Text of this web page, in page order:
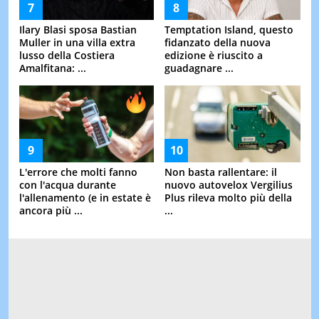
Ilary Blasi sposa Bastian
Muller in una villa extra
lusso della Costiera
Amalfitana: ...
Temptation Island, questo
fidanzato della nuova
edizione è riuscito a
guadagnare ...
L'errore che molti fanno
con l'acqua durante
l'allenamento (e in estate è
ancora più ...
Non basta rallentare: il
nuovo autovelox Vergilius
Plus rileva molto più della
...